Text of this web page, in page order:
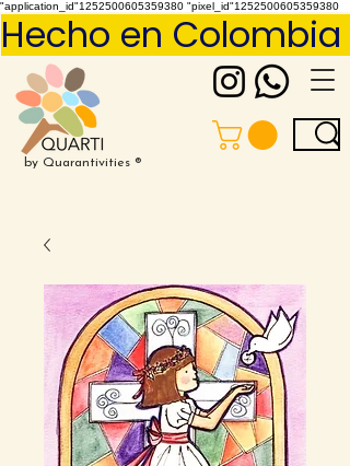
"application_id"1252500605359380 "pixel_id"1252500605359380
by Quarantivities ®
Hecho en